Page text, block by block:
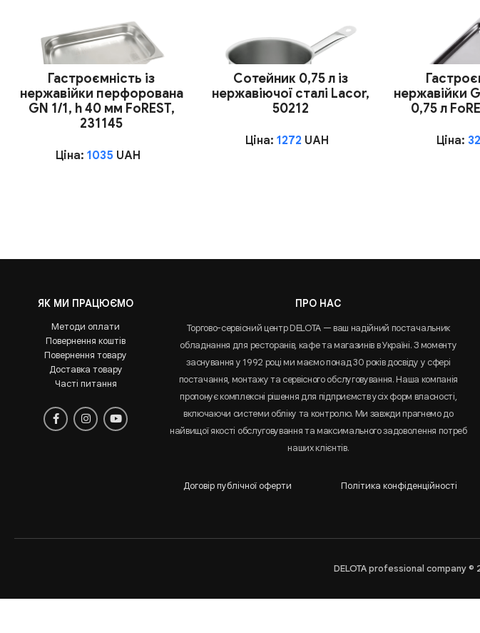
Гастроємність із
нержавійки перфорована
GN 1/1, h 40 мм FoREST,
231145
Ціна: 1035 UAH
Сотейник 0,75 л із
нержавіючої сталі Lacor,
50212
Ціна: 1272 UAH
нержавійки
0,75 л
Ціна:
ЯК МИ ПРАЦЮЄМО
Методи оплати
Повернення коштів
Повернення товару
Доставка товару
Часті питання
ПРО НАС
Торгово-сервісний центр DELOTA — ваш надійний постачальник
обладнання для ресторанів, кафе та магазинів в Україні. З моменту
заснування у 1992 році ми маємо понад 30 років досвіду у сфері
постачання, монтажу та сервісного обслуговування. Наша компанія
пропонує комплексні рішення для підприємств усіх форм власності,
включаючи системи обліку та контролю. Ми завжди прагнемо до
найвищої якості обслуговування та максимального задоволення потреб
наших клієнтів.
Договір публічної оферти Політика конфіденційності
DELOTA professional company